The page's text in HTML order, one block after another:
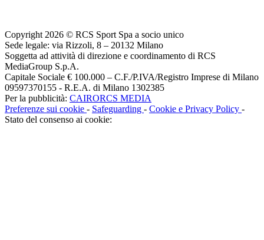
Copyright 2026 © RCS Sport Spa a socio unico
Sede legale: via Rizzoli, 8 – 20132 Milano
Soggetta ad attività di direzione e coordinamento di RCS
MediaGroup S.p.A.
Capitale Sociale € 100.000 – C.F./P.IVA/Registro Imprese di Milano
09597370155 - R.E.A. di Milano 1302385
Per la pubblicità: CAIRORCS MEDIA
Preferenze sui cookie - Safeguarding - Cookie e Privacy Policy -
Stato del consenso ai cookie: